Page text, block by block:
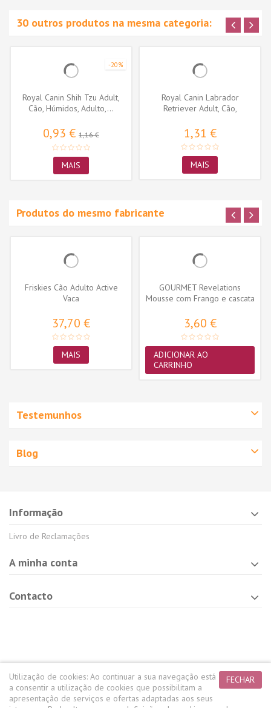
30 outros produtos na mesma categoria:
-20%
Royal Canin Shih Tzu Adult,
Cão, Húmidos, Adulto,...
0,93 € 1,16 €
MAIS
Royal Canin Labrador
Retriever Adult, Cão,
1,31 €
MAIS
Produtos do mesmo fabricante
Friskies Cão Adulto Active
Vaca
37,70 €
MAIS
GOURMET Revelations
Mousse com Frango e cascata
3,60 €
ADICIONAR AO
CARRINHO
Testemunhos
Blog
Informação
Livro de Reclamações
A minha conta
Contacto
FECHAR
Utilização de cookies: Ao continuar a sua navegação está
a consentir a utilização de cookies que possibilitam a
apresentação de serviços e ofertas adaptadas aos seus